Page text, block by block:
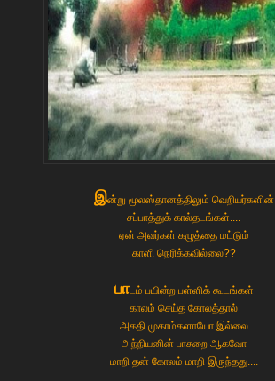
இன்று மூலஸ்தானத்திலும் வெறியர்களின்
சப்பாத்துக் கால்தடங்கள்....
ஏன் அவர்கள் கழுத்தை மட்டும்
காளி நெரிக்கவில்லை??
பாடம் பயின்ற பள்ளிக் கூடங்கள்
காலம் செய்த கோலத்தால்
அகதி முகாம்களாயோ இல்லை
அந்நியனின் பாசறை ஆகவோ
மாறி தன் கோலம் மாறி இருந்தது....